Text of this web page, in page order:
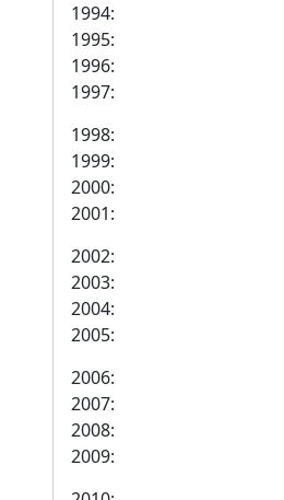
1994:
1995:
1996:
1997:
1998:
1999:
2000:
2001:
2002:
2003:
2004:
2005:
2006:
2007:
2008:
2009: